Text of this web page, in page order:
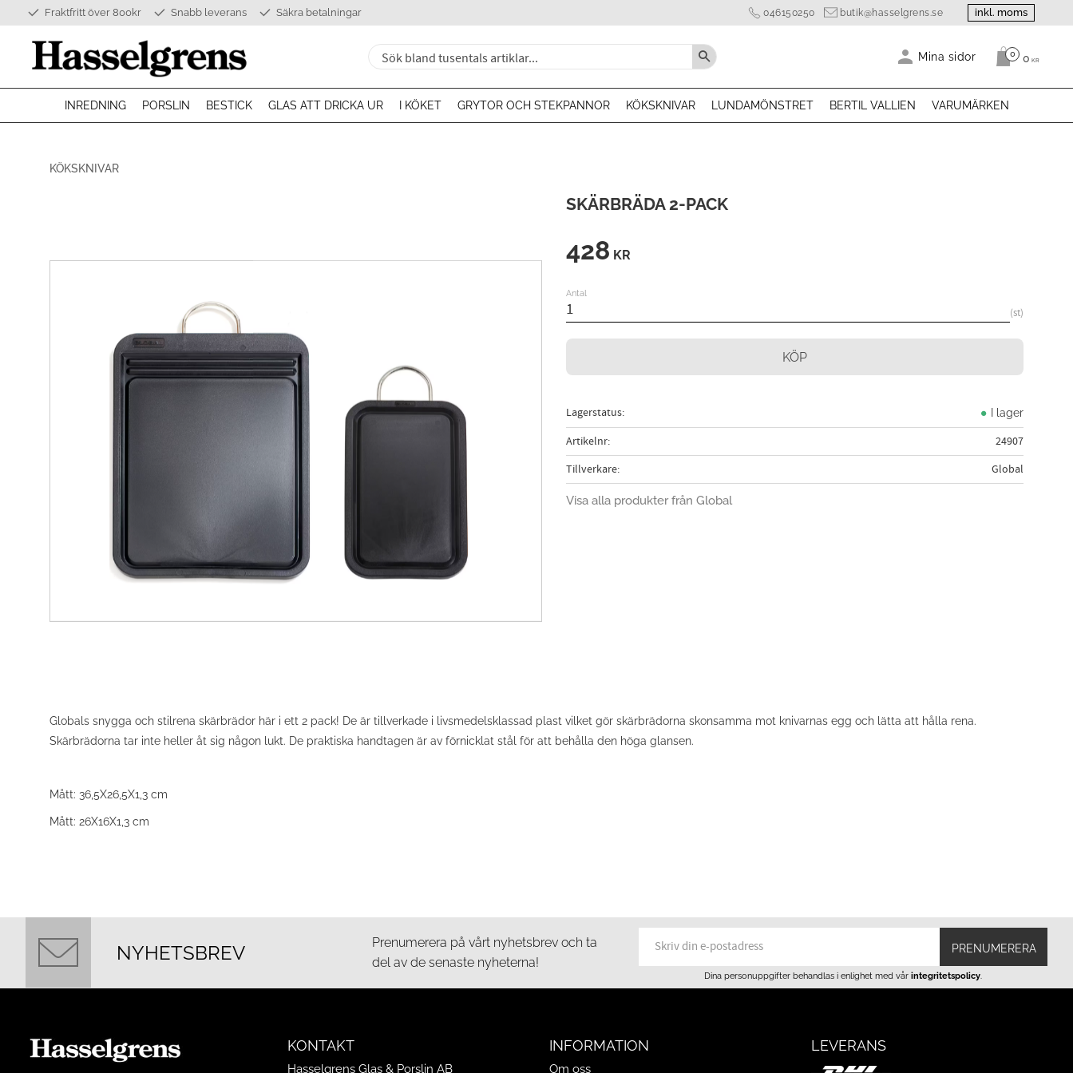
Fraktfritt över 800kr Snabb leverans Säkra betalningar 046150250 butik@hasselgrens.se inkl. moms
Mina sidor Antal
0 0 KR
INREDNING PORSLIN BESTICK GLAS ATT DRICKA UR I KÖKET GRYTOR OCH STEKPANNOR KÖKSKNIVAR LUNDAMÖNSTRET BERTIL VALLIEN VARUMÄRKEN
KÖKSKNIVAR
SKÄRBRÄDA 2-PACK
428 KR
Antal
st
KÖP
Lagerstatus I lager
Artikelnr
24907
Tillverkare
Global
Visa alla produkter från Global
Globals snygga och stilrena skärbrädor här i ett 2 pack! De är tillverkade i livsmedelsklassad plast vilket gör skärbrädorna skonsamma mot knivarnas egg och lätta att hålla rena.
Skärbrädorna tar inte heller åt sig någon lukt. De praktiska handtagen är av förnicklat stål för att behålla den höga glansen.
Mått: 36,5X26,5X1,3 cm
Mått: 26X16X1,3 cm
NYHETSBREV
Prenumerera på vårt nyhetsbrev och ta
del av de senaste nyheterna!
PRENUMERERA
Dina personuppgifter behandlas i enlighet med vår integritetspolicy.
KONTAKT
Hasselgrens Glas & Porslin AB
INFORMATION
Om oss
LEVERANS